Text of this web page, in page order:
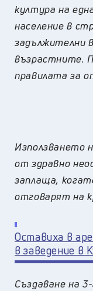
култура на
население в
задължителни
възрастните.
правилата за
Използването
от здравно
заплаща,
отговарят на
Оставиха в
в заведение в
Създаване на